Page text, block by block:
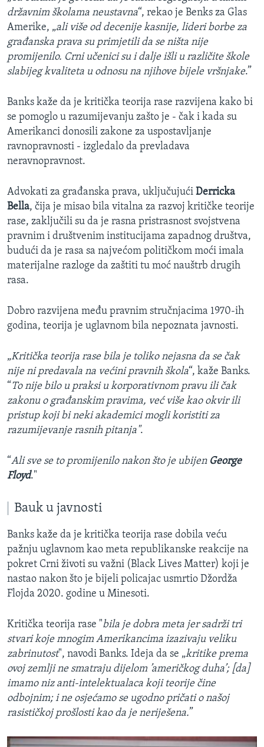
državnim školama neustavna“, rekao je Benks za Glas
Amerike, „ali više od decenije kasnije, lideri borbe za
građanska prava su primjetili da se ništa nije
promijenilo. Crni učenici su i dalje išli u različite škole
slabijeg kvaliteta u odnosu na njihove bijele vršnjake.”
Banks kaže da je kritička teorija rase razvijena kako bi
se pomoglo u razumijevanju zašto je - čak i kada su
Amerikanci donosili zakone za uspostavljanje
ravnopravnosti - izgledalo da prevladava
neravnopravnost.
Advokati za građanska prava, uključujući Derricka
Bella, čija je misao bila vitalna za razvoj kritičke teorije
rase, zaključili su da je rasna pristrasnost svojstvena
pravnim i društvenim institucijama zapadnog društva,
budući da je rasa sa najvećom političkom moći imala
materijalne razloge da zaštiti tu moć nauštrb drugih
rasa.
Dobro razvijena među pravnim stručnjacima 1970-ih
godina, teorija je uglavnom bila nepoznata javnosti.
„Kritička teorija rase bila je toliko nejasna da se čak
nije ni predavala na većini pravnih škola“, kaže Banks.
“To nije bilo u praksi u korporativnom pravu ili čak
zakonu o građanskim pravima, već više kao okvir ili
pristup koji bi neki akademici mogli koristiti za
razumijevanje rasnih pitanja".
“Ali sve se to promijenilo nakon što je ubijen George
Floyd."
Bauk u javnosti
Banks kaže da je kritička teorija rase dobila veću
pažnju uglavnom kao meta republikanske reakcije na
pokret Crni životi su važni (Black Lives Matter) koji je
nastao nakon što je bijeli policajac usmrtio Džordža
Flojda 2020. godine u Minesoti.
Kritička teorija rase "bila je dobra meta jer sadrži tri
stvari koje mnogim Amerikancima izazivaju veliku
zabrinutost", navodi Banks. Ideja da se „kritike prema
ovoj zemlji ne smatraju dijelom ’američkog duha’; [da]
imamo niz anti-intelektualaca koji teorije čine
odbojnim; i ne osjećamo se ugodno pričati o našoj
rasističkoj prošlosti kao da je neriješena.”